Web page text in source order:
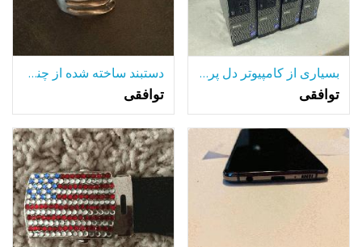
بسیاری از کامپیوتر دل پردازنده core i7
توافقی
دستبند ساخته شده از چنگال
توافقی